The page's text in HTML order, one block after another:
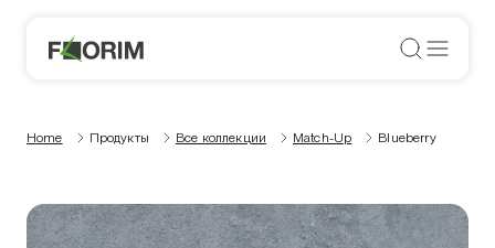
Home Продукты Все коллекции Match-Up Blueberry